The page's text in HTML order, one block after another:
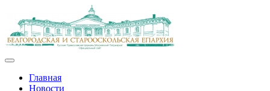
Главная
Новости